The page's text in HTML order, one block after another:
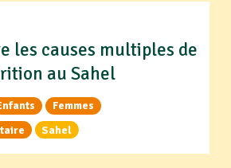
les causes multiples de
au Sahel
Femmes
Sahel